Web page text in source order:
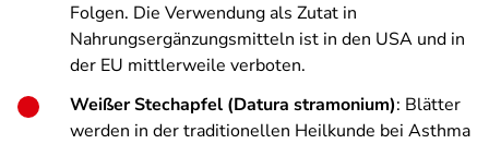
Folgen. Die Verwendung als Zutat in
Nahrungsergänzungsmitteln ist in den USA und in
der EU mittlerweile verboten.
Weißer Stechapfel (Datura stramonium): Blätter
werden in der traditionellen Heilkunde bei Asthma